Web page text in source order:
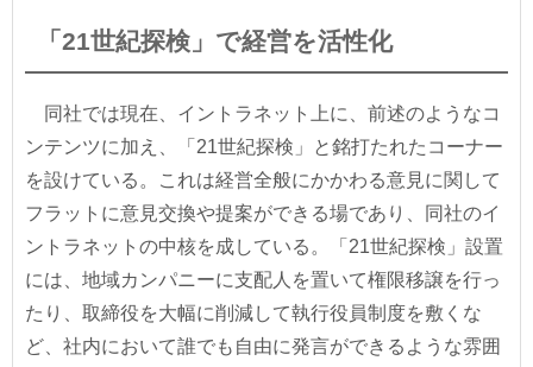
「21世紀探検」で経営を活性化
同社では現在、イントラネット上に、前述のようなコ
ンテンツに加え、「21世紀探検」と銘打たれたコーナー
を設けている。これは経営全般にかかわる意見に関して
フラットに意見交換や提案ができる場であり、同社のイ
ントラネットの中核を成している。「21世紀探検」設置
には、地域カンパニーに支配人を置いて権限移譲を行っ
たり、取締役を大幅に削減して執行役員制度を敷くな
ど、社内において誰でも自由に発言ができるような雰囲